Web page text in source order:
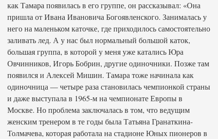
как Тамара появилась в его группе, он рассказывал: «Она
пришла от Ивана Ивановича Богоявленского. Занималась у
него на маленьком каточке, где приходилось самостоятельно
заливать лед. А у нас был нормальный большой каток,
большая группа, в которой у меня уже катались Юра
Овчинников, Игорь Бобрин, другие одиночники. Позже там
появился и Алексей Мишин. Тамара тоже начинала как
одиночница — четыре раза становилась чемпионкой страны
и даже выступала в 1965-м на чемпионате Европы в
Москве. Но проблема заключалась в том, что ведущим
женским тренером в те годы была Татьяна Гранаткина-
Толмачева, которая работала на стадионе Юных пионеров в